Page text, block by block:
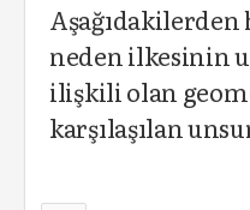
neden ilkesinin
ilişkili olan
karşılaşılan